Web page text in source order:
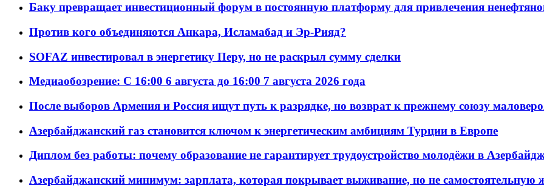
Баку превращает инвестиционный форум в постоянную платформу для привлечения
Против кого объединяются Анкара, Исламабад и Эр-Рияд?
SOFAZ инвестировал в энергетику Перу, но не раскрыл сумму сделки
Медиаобозрение: С 16:00 6 августа до 16:00 7 августа 2026 года
После выборов Армения и Россия ищут путь к разрядке, но возврат к прежнему союзу
Азербайджанский газ становится ключом к энергетическим амбициям Турции в Европе
Диплом без работы: почему образование не гарантирует трудоустройство молодёжи в
Азербайджанский минимум: зарплата, которая покрывает выживание, но не самостоятельную